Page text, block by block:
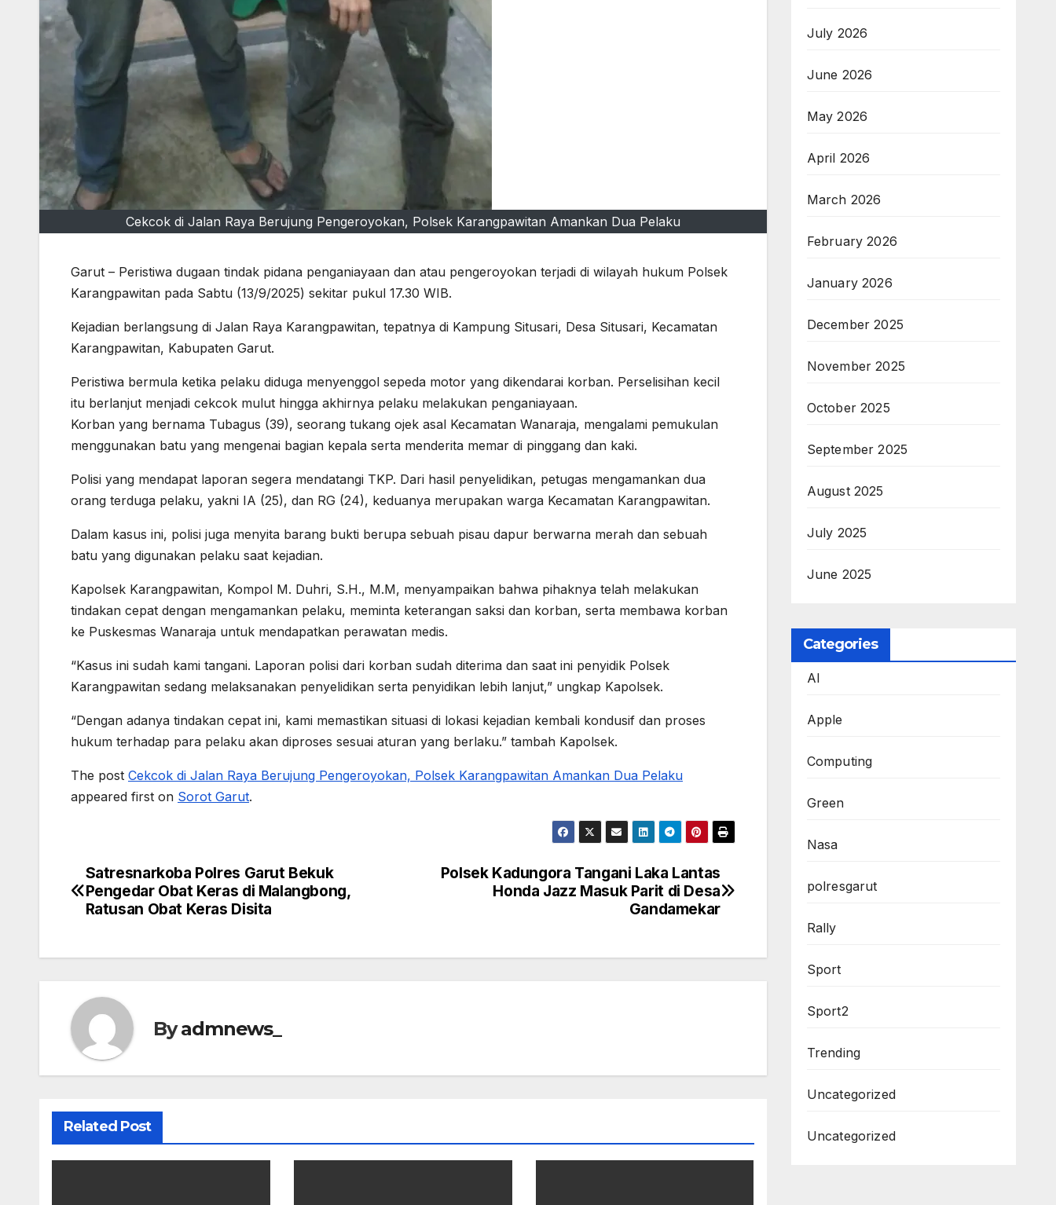
Cekcok di Jalan Raya Berujung Pengeroyokan, Polsek Karangpawitan Amankan Dua Pelaku
Garut – Peristiwa dugaan tindak pidana penganiayaan dan atau pengeroyokan terjadi di wilayah hukum Polsek
Karangpawitan pada Sabtu (13/9/2025) sekitar pukul 17.30 WIB.
Kejadian berlangsung di Jalan Raya Karangpawitan, tepatnya di Kampung Situsari, Desa Situsari, Kecamatan
Karangpawitan, Kabupaten Garut.
Peristiwa bermula ketika pelaku diduga menyenggol sepeda motor yang dikendarai korban. Perselisihan kecil
itu berlanjut menjadi cekcok mulut hingga akhirnya pelaku melakukan penganiayaan.
Korban yang bernama Tubagus (39), seorang tukang ojek asal Kecamatan Wanaraja, mengalami pemukulan
menggunakan batu yang mengenai bagian kepala serta menderita memar di pinggang dan kaki.
Polisi yang mendapat laporan segera mendatangi TKP. Dari hasil penyelidikan, petugas mengamankan dua
orang terduga pelaku, yakni IA (25), dan RG (24), keduanya merupakan warga Kecamatan Karangpawitan.
Dalam kasus ini, polisi juga menyita barang bukti berupa sebuah pisau dapur berwarna merah dan sebuah
batu yang digunakan pelaku saat kejadian.
Kapolsek Karangpawitan, Kompol M. Duhri, S.H., M.M, menyampaikan bahwa pihaknya telah melakukan
tindakan cepat dengan mengamankan pelaku, meminta keterangan saksi dan korban, serta membawa korban
ke Puskesmas Wanaraja untuk mendapatkan perawatan medis.
“Kasus ini sudah kami tangani. Laporan polisi dari korban sudah diterima dan saat ini penyidik Polsek
Karangpawitan sedang melaksanakan penyelidikan serta penyidikan lebih lanjut,” ungkap Kapolsek.
“Dengan adanya tindakan cepat ini, kami memastikan situasi di lokasi kejadian kembali kondusif dan proses
hukum terhadap para pelaku akan diproses sesuai aturan yang berlaku.” tambah Kapolsek.
The post Cekcok di Jalan Raya Berujung Pengeroyokan, Polsek Karangpawitan Amankan Dua Pelaku
appeared first on Sorot Garut.
Post
navigation
Polsek Kadungora Tangani Laka Lantas
Honda Jazz Masuk Parit di Desa
Gandamekar
Satresnarkoba Polres Garut Bekuk
Pengedar Obat Keras di Malangbong,
Ratusan Obat Keras Disita
Byadmnews_
Related Post
July 2026
June 2026
May 2026
April 2026
March 2026
February 2026
January 2026
December 2025
November 2025
October 2025
September 2025
August 2025
July 2025
June 2025
Categories
AI
Apple
Computing
Green
Nasa
polresgarut
Rally
Sport
Sport2
Trending
Uncategorized
Uncategorized